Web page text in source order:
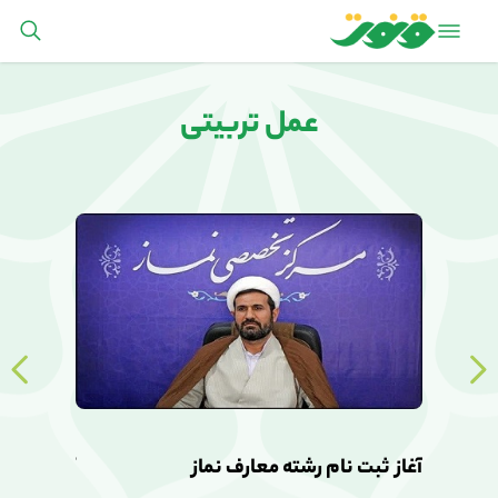
عمل تربیتی
آغاز ثبت نام رشته معارف نماز